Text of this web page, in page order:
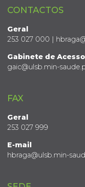
CONTACTOS
Geral
253 027 000 |
Gabinete de
gaic@ulsb.min-
FAX
Geral
253 027 999
E-mail
hbraga@ulsb.min-